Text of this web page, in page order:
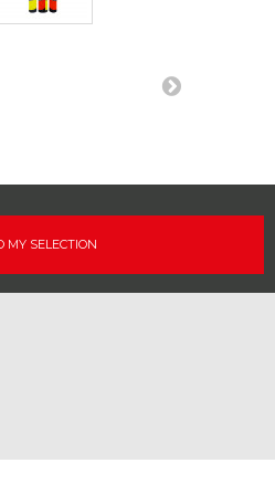
MY SELECTION